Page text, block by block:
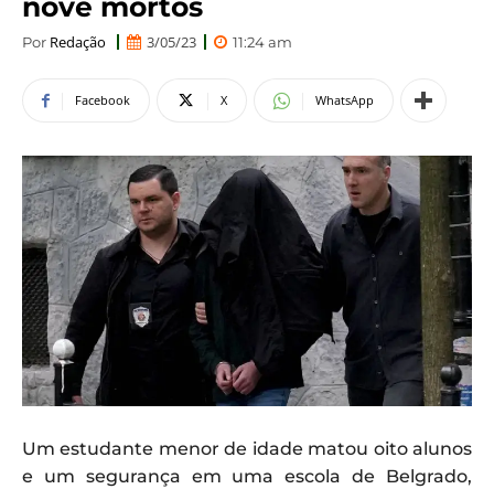
Por Redação 3/05/23 11:24 am
Facebook X WhatsApp
Um estudante menor de idade matou oito alunos
e um segurança em uma escola de Belgrado,